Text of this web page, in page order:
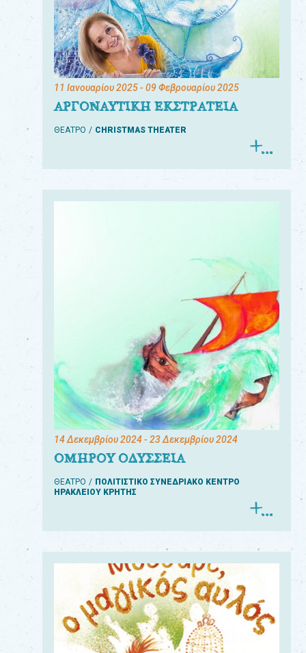
11 Ιανουαρίου 2025- 09 Φεβρουαρίου 2025
ΑΡΓΟΝΑΥΤΙΚΗ ΕΚΣΤΡΑΤΕΙΑ
ΘΕΑΤΡΟ CHRISTMAS THEATER
14 Δεκεμβρίου 2024- 23 Δεκεμβρίου 2024
ΟΜΗΡΟΥ ΟΔΥΣΣΕΙΑ
ΘΕΑΤΡΟ
ΠΟΛΙΤΙΣΤΙΚΟ ΣΥΝΕΔΡΙΑΚΟ ΚΕΝΤΡΟ
ΗΡΑΚΛΕΙΟΥ ΚΡΗΤΗΣ